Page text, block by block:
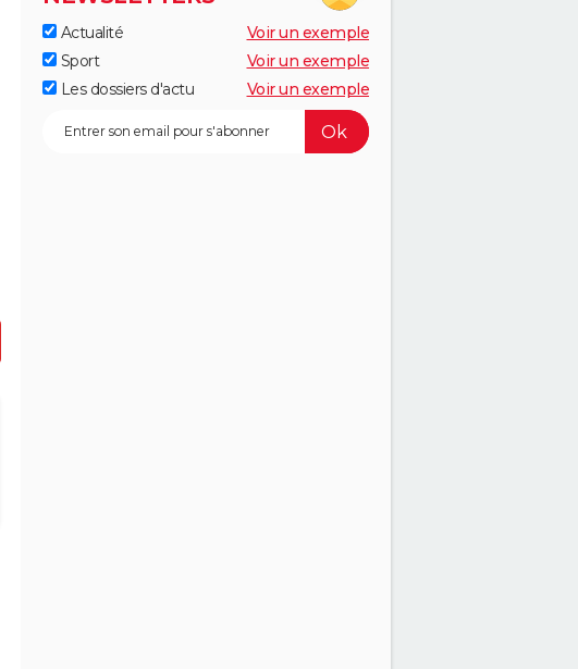
Actualité
Voir un exemple
Sport
Voir un exemple
Les dossiers d'actu
Voir un exemple